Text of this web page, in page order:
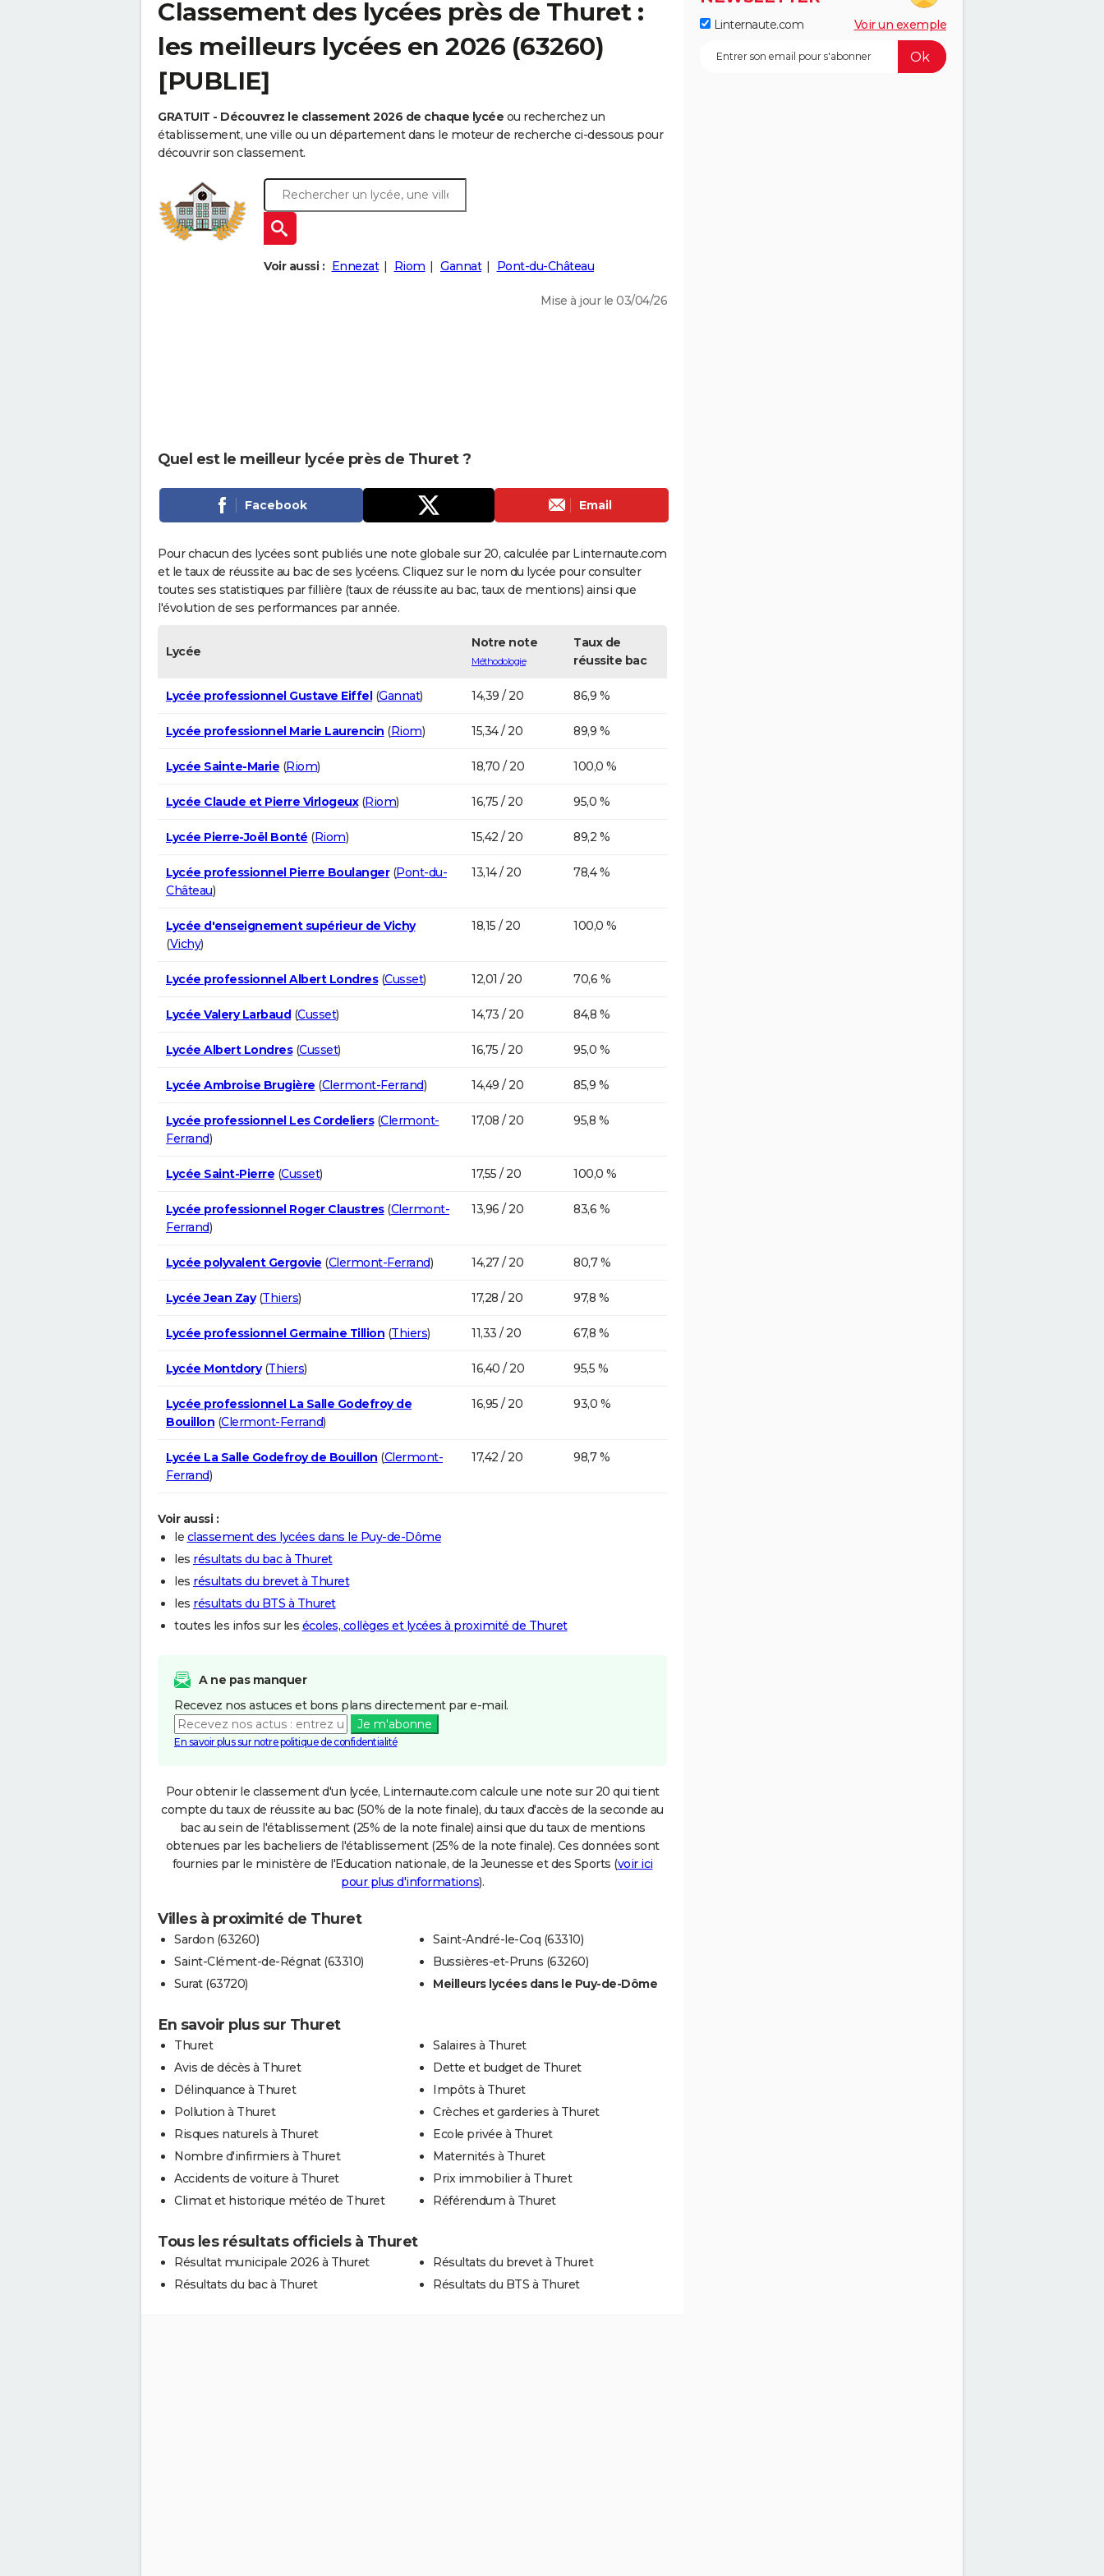
Classement des lycées près de Thuret :
les meilleurs lycées en 2026 (63260)
[PUBLIE]
GRATUIT - Découvrez le classement 2026 de chaque lycée ou recherchez un
établissement, une ville ou un département dans le moteur de recherche ci-dessous pour
découvrir son classement.
Voir aussi : Ennezat Riom Gannat Pont-du-Château
Mise à jour le 03/04/26
Quel est le meilleur lycée près de Thuret ?
Facebook Email
Pour chacun des lycées sont publiés une note globale sur 20, calculée par Linternaute.com
et le taux de réussite au bac de ses lycéens. Cliquez sur le nom du lycée pour consulter
toutes ses statistiques par fillière (taux de réussite au bac, taux de mentions) ainsi que
l'évolution de ses performances par année.
Lycée
Notre note
Méthodologie
Taux de
réussite bac
Lycée professionnel Gustave Eiffel(Gannat) 14,39 / 20 86,9 %
Lycée professionnel Marie Laurencin (Riom) 15,34 / 20 89,9 %
Lycée Sainte-Marie (Riom) 18,70 / 20 100,0 %
Lycée Claude et Pierre Virlogeux(Riom) 16,75 / 20 95,0 %
Lycée Pierre-Joël Bonté (Riom) 15,42 / 20 89,2 %
Lycée professionnel Pierre Boulanger(Pont-du-
Château)
13,14 / 20 78,4 %
Lycée d'enseignement supérieur de Vichy
(Vichy)
18,15 / 20 100,0 %
Lycée professionnel Albert Londres(Cusset) 12,01 / 20 70,6 %
Lycée Valery Larbaud(Cusset) 14,73 / 20 84,8 %
Lycée Albert Londres(Cusset) 16,75 / 20 95,0 %
Lycée Ambroise Brugière (Clermont-Ferrand) 14,49 / 20 85,9 %
Lycée professionnel Les Cordeliers(Clermont-
Ferrand)
17,08 / 20 95,8 %
Lycée Saint-Pierre (Cusset) 17,55 / 20 100,0 %
Lycée professionnel Roger Claustres(Clermont-
Ferrand)
13,96 / 20 83,6 %
Lycée polyvalent Gergovie (Clermont-Ferrand) 14,27 / 20 80,7 %
Lycée Jean Zay(Thiers) 17,28 / 20 97,8 %
Lycée professionnel Germaine Tillion (Thiers) 11,33 / 20 67,8 %
Lycée Montdory(Thiers) 16,40 / 20 95,5 %
Lycée professionnel La Salle Godefroy de
Bouillon (Clermont-Ferrand)
16,95 / 20 93,0 %
Lycée La Salle Godefroy de Bouillon (Clermont-
Ferrand)
17,42 / 20 98,7 %
Voir aussi :
le classement des lycées dans le Puy-de-Dôme
les résultats du bac à Thuret
les résultats du brevet à Thuret
les résultats du BTS à Thuret
toutes les infos sur les écoles, collèges et lycées à proximité de Thuret
A ne pas manquer
Recevez nos astuces et bons plans directement par e-mail.
Je m'abonne
En savoir plus sur notre politique de confidentialité
Pour obtenir le classement d'un lycée, Linternaute.com calcule une note sur 20 qui tient
compte du taux de réussite au bac (50% de la note finale), du taux d'accès de la seconde au
bac au sein de l'établissement (25% de la note finale) ainsi que du taux de mentions
obtenues par les bacheliers de l'établissement (25% de la note finale). Ces données sont
fournies par le ministère de l'Education nationale, de la Jeunesse et des Sports (voir ici
pour plus d'informations).
Villes à proximité de Thuret
Sardon (63260)
Saint-Clément-de-Régnat (63310)
Surat (63720)
Saint-André-le-Coq (63310)
Bussières-et-Pruns (63260)
Meilleurs lycées dans le Puy-de-Dôme
En savoir plus sur Thuret
Thuret
Avis de décès à Thuret
Délinquance à Thuret
Pollution à Thuret
Risques naturels à Thuret
Nombre d'infirmiers à Thuret
Accidents de voiture à Thuret
Climat et historique météo de Thuret
Salaires à Thuret
Dette et budget de Thuret
Impôts à Thuret
Crèches et garderies à Thuret
Ecole privée à Thuret
Maternités à Thuret
Prix immobilier à Thuret
Référendum à Thuret
Tous les résultats officiels à Thuret
Résultat municipale 2026 à Thuret
Résultats du bac à Thuret
Résultats du brevet à Thuret
Résultats du BTS à Thuret
Linternaute.com Voir un exemple